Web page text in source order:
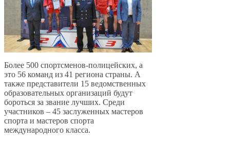
Более 500 спортсменов-полицейских, а
это 56 команд из 41 региона страны. А
также представители 15 ведомственных
образовательных организаций будут
бороться за звание лучших. Среди
участников – 45 заслуженных мастеров
спорта и мастеров спорта
международного класса.